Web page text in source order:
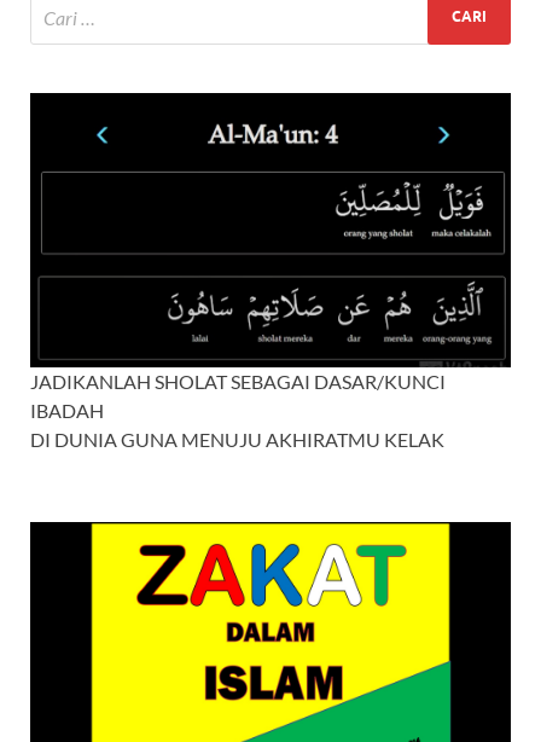
JADIKANLAH SHOLAT SEBAGAI DASAR/KUNCI
IBADAH
DI DUNIA GUNA MENUJU AKHIRATMU KELAK